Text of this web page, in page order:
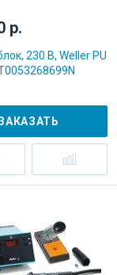
р.
230 В, Weller PU